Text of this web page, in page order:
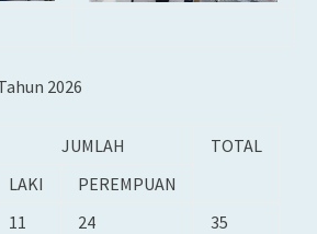
2026
JUMLAH
TOTAL
LAKI
PEREMPUAN
11 24 35